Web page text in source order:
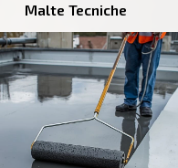
Malte Tecniche